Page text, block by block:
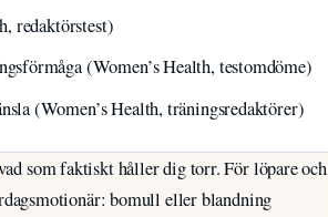
redaktörstest)
(Women’s Health, testomdöme)
(Women’s Health, träningsredaktörer)
som faktiskt håller dig torr. För löpare och
bomull eller blandning